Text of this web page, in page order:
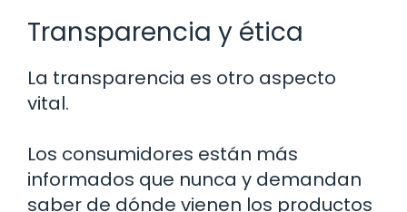
Transparencia y ética
La transparencia es otro aspecto
vital.
Los consumidores están más
informados que nunca y demandan
saber de dónde vienen los productos